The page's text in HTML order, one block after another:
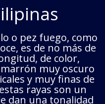
o pez fuego, como
es de no más de
de color,
muy oscuro
y muy finas de
rayas son un
dan una tonalidad